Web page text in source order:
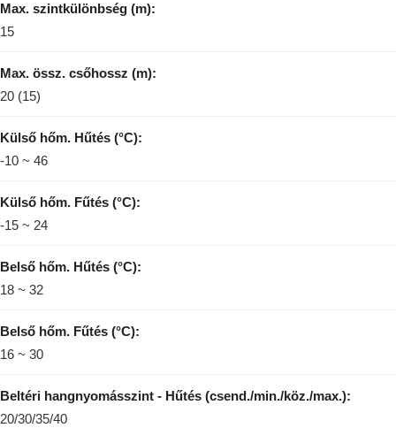
Max. szintkülönbség (m):
15
Max. össz. csőhossz (m):
20 (15)
Külső hőm. Hűtés (°C):
-10 ~ 46
Külső hőm. Fűtés (°C):
-15 ~ 24
Belső hőm. Hűtés (°C):
18 ~ 32
Belső hőm. Fűtés (°C):
16 ~ 30
Beltéri hangnyomásszint - Hűtés (csend./min./köz./max.):
20/30/35/40